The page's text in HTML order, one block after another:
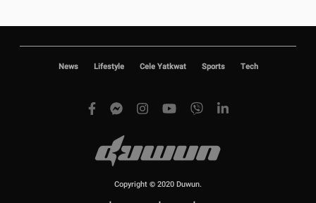
ရဲ့ ကိုယ်ပိုင်ရုပ်ရှင်ထုတ်လုပ်ရေးဖြစ်တဲ့ သော်ဝန်းကြာဖြူ ရုပ်ရှင်
ထုတ်လုပ်ရေးကနေ '' အသည်းလေးတွေ ပေးပါ'' ဆိုတဲ့ ရုပ်ရှင် ဇာတ်ကားကြီး
ရိုက်ကူးထားတယ်လို့ သိရပါတယ်။ ဒီဇာတ်ကားကို ဆင်ဆာကြဖို့အတွက် စောင့်